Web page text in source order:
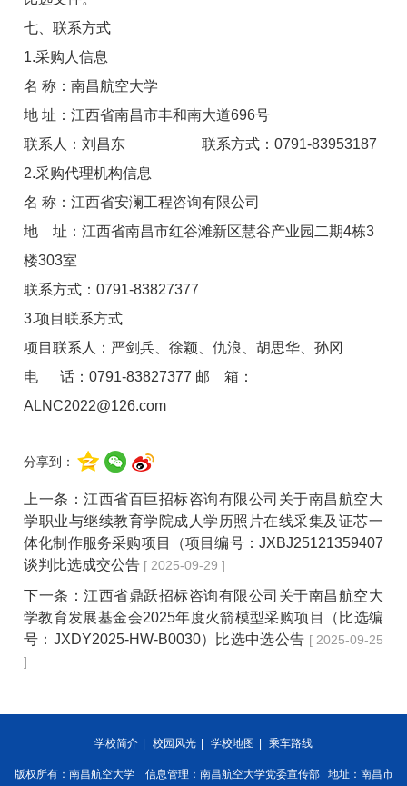
七、联系方式
1.采购人信息
名 称：南昌航空大学
地 址：江西省南昌市丰和南大道696号
联系人：刘昌东 联系方式：0791-83953187
2.采购代理机构信息
名 称：江西省安澜工程咨询有限公司
地 址：江西省南昌市红谷滩新区慧谷产业园二期4栋3
楼303室
联系方式：0791-83827377
3.项目联系方式
项目联系人：严剑兵、徐颖、仇浪、胡思华、孙冈
电 话：0791-83827377 邮 箱：
ALNC2022@126.com
分享到：
上一条：江西省百巨招标咨询有限公司关于南昌航空大
学职业与继续教育学院成人学历照片在线采集及证芯一
体化制作服务采购项目（项目编号：JXBJ25121359407
谈判比选成交公告 [ 2025-09-29 ]
下一条：江西省鼎跃招标咨询有限公司关于南昌航空大
学教育发展基金会2025年度火箭模型采购项目（比选编
号：JXDY2025-HW-B0030）比选中选公告 [ 2025-09-25
]
学校简介 校园风光 学校地图 乘车路线
版权所有：南昌航空大学 信息管理：南昌航空大学党委宣传部 地址：南昌市